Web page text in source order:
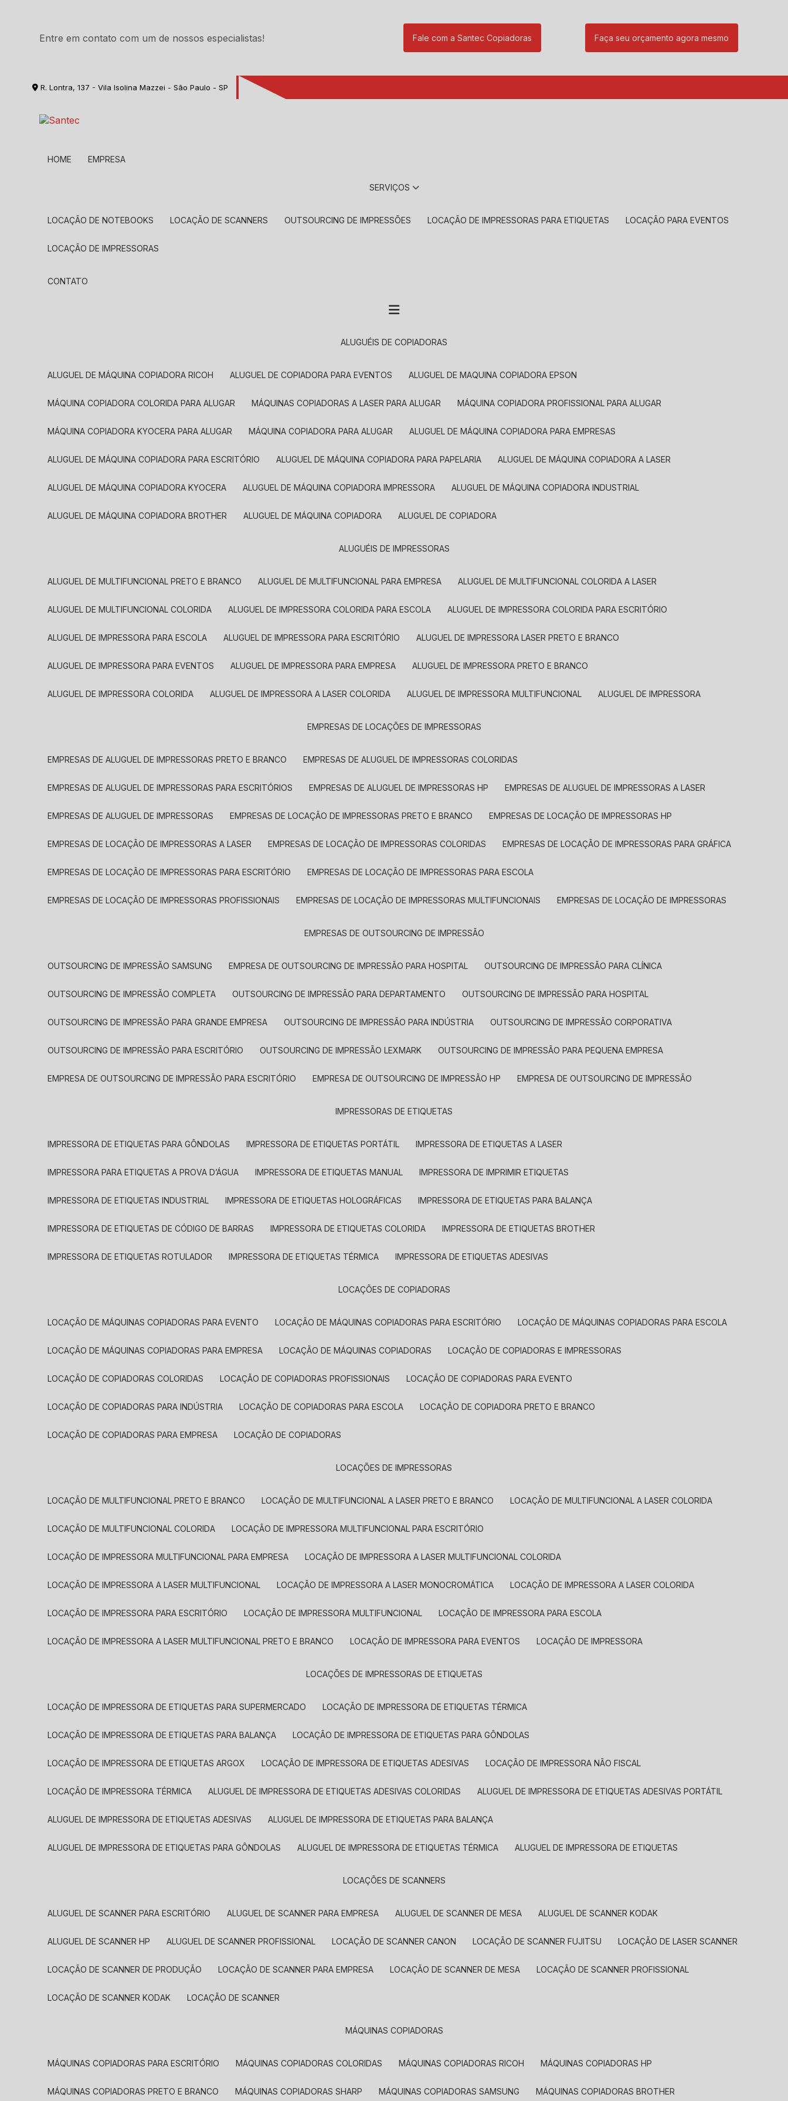
Entre em contato com um de nossos especialistas! Fale com a Santec Copiadoras Faça seu orçamento agora mesmo
R. Lontra, 137 - Vila Isolina Mazzei - São Paulo - SP
HOME EMPRESA
SERVIÇOS
LOCAÇÃO DE NOTEBOOKS LOCAÇÃO DE SCANNERS OUTSOURCING DE IMPRESSÕES LOCAÇÃO DE IMPRESSORAS PARA ETIQUETAS LOCAÇÃO PARA EVENTOS
LOCAÇÃO DE IMPRESSORAS
CONTATO
ALUGUÉIS DE COPIADORAS
ALUGUEL DE MÁQUINA COPIADORA RICOH ALUGUEL DE COPIADORA PARA EVENTOS ALUGUEL DE MAQUINA COPIADORA EPSON
MÁQUINA COPIADORA COLORIDA PARA ALUGAR MÁQUINAS COPIADORAS A LASER PARA ALUGAR MÁQUINA COPIADORA PROFISSIONAL PARA ALUGAR
MÁQUINA COPIADORA KYOCERA PARA ALUGAR MÁQUINA COPIADORA PARA ALUGAR ALUGUEL DE MÁQUINA COPIADORA PARA EMPRESAS
ALUGUEL DE MÁQUINA COPIADORA PARA ESCRITÓRIO ALUGUEL DE MÁQUINA COPIADORA PARA PAPELARIA ALUGUEL DE MÁQUINA COPIADORA A LASER
ALUGUEL DE MÁQUINA COPIADORA KYOCERA ALUGUEL DE MÁQUINA COPIADORA IMPRESSORA ALUGUEL DE MÁQUINA COPIADORA INDUSTRIAL
ALUGUEL DE MÁQUINA COPIADORA BROTHER ALUGUEL DE MÁQUINA COPIADORA ALUGUEL DE COPIADORA
ALUGUÉIS DE IMPRESSORAS
ALUGUEL DE MULTIFUNCIONAL PRETO E BRANCO ALUGUEL DE MULTIFUNCIONAL PARA EMPRESA ALUGUEL DE MULTIFUNCIONAL COLORIDA A LASER
ALUGUEL DE MULTIFUNCIONAL COLORIDA ALUGUEL DE IMPRESSORA COLORIDA PARA ESCOLA ALUGUEL DE IMPRESSORA COLORIDA PARA ESCRITÓRIO
ALUGUEL DE IMPRESSORA PARA ESCOLA ALUGUEL DE IMPRESSORA PARA ESCRITÓRIO ALUGUEL DE IMPRESSORA LASER PRETO E BRANCO
ALUGUEL DE IMPRESSORA PARA EVENTOS ALUGUEL DE IMPRESSORA PARA EMPRESA ALUGUEL DE IMPRESSORA PRETO E BRANCO
ALUGUEL DE IMPRESSORA COLORIDA ALUGUEL DE IMPRESSORA A LASER COLORIDA ALUGUEL DE IMPRESSORA MULTIFUNCIONAL ALUGUEL DE IMPRESSORA
EMPRESAS DE LOCAÇÕES DE IMPRESSORAS
EMPRESAS DE ALUGUEL DE IMPRESSORAS PRETO E BRANCO EMPRESAS DE ALUGUEL DE IMPRESSORAS COLORIDAS
EMPRESAS DE ALUGUEL DE IMPRESSORAS PARA ESCRITÓRIOS EMPRESAS DE ALUGUEL DE IMPRESSORAS HP EMPRESAS DE ALUGUEL DE IMPRESSORAS A LASER
EMPRESAS DE ALUGUEL DE IMPRESSORAS EMPRESAS DE LOCAÇÃO DE IMPRESSORAS PRETO E BRANCO EMPRESAS DE LOCAÇÃO DE IMPRESSORAS HP
EMPRESAS DE LOCAÇÃO DE IMPRESSORAS A LASER EMPRESAS DE LOCAÇÃO DE IMPRESSORAS COLORIDAS EMPRESAS DE LOCAÇÃO DE IMPRESSORAS PARA GRÁFICA
EMPRESAS DE LOCAÇÃO DE IMPRESSORAS PARA ESCRITÓRIO EMPRESAS DE LOCAÇÃO DE IMPRESSORAS PARA ESCOLA
EMPRESAS DE LOCAÇÃO DE IMPRESSORAS PROFISSIONAIS EMPRESAS DE LOCAÇÃO DE IMPRESSORAS MULTIFUNCIONAIS EMPRESAS DE LOCAÇÃO DE IMPRESSORAS
EMPRESAS DE OUTSOURCING DE IMPRESSÃO
OUTSOURCING DE IMPRESSÃO SAMSUNG EMPRESA DE OUTSOURCING DE IMPRESSÃO PARA HOSPITAL OUTSOURCING DE IMPRESSÃO PARA CLÍNICA
OUTSOURCING DE IMPRESSÃO COMPLETA OUTSOURCING DE IMPRESSÃO PARA DEPARTAMENTO OUTSOURCING DE IMPRESSÃO PARA HOSPITAL
OUTSOURCING DE IMPRESSÃO PARA GRANDE EMPRESA OUTSOURCING DE IMPRESSÃO PARA INDÚSTRIA OUTSOURCING DE IMPRESSÃO CORPORATIVA
OUTSOURCING DE IMPRESSÃO PARA ESCRITÓRIO OUTSOURCING DE IMPRESSÃO LEXMARK OUTSOURCING DE IMPRESSÃO PARA PEQUENA EMPRESA
EMPRESA DE OUTSOURCING DE IMPRESSÃO PARA ESCRITÓRIO EMPRESA DE OUTSOURCING DE IMPRESSÃO HP EMPRESA DE OUTSOURCING DE IMPRESSÃO
IMPRESSORAS DE ETIQUETAS
IMPRESSORA DE ETIQUETAS PARA GÔNDOLAS IMPRESSORA DE ETIQUETAS PORTÁTIL IMPRESSORA DE ETIQUETAS A LASER
IMPRESSORA PARA ETIQUETAS A PROVA D’ÁGUA IMPRESSORA DE ETIQUETAS MANUAL IMPRESSORA DE IMPRIMIR ETIQUETAS
IMPRESSORA DE ETIQUETAS INDUSTRIAL IMPRESSORA DE ETIQUETAS HOLOGRÁFICAS IMPRESSORA DE ETIQUETAS PARA BALANÇA
IMPRESSORA DE ETIQUETAS DE CÓDIGO DE BARRAS IMPRESSORA DE ETIQUETAS COLORIDA IMPRESSORA DE ETIQUETAS BROTHER
IMPRESSORA DE ETIQUETAS ROTULADOR IMPRESSORA DE ETIQUETAS TÉRMICA IMPRESSORA DE ETIQUETAS ADESIVAS
LOCAÇÕES DE COPIADORAS
LOCAÇÃO DE MÁQUINAS COPIADORAS PARA EVENTO LOCAÇÃO DE MÁQUINAS COPIADORAS PARA ESCRITÓRIO LOCAÇÃO DE MÁQUINAS COPIADORAS PARA ESCOLA
LOCAÇÃO DE MÁQUINAS COPIADORAS PARA EMPRESA LOCAÇÃO DE MÁQUINAS COPIADORAS LOCAÇÃO DE COPIADORAS E IMPRESSORAS
LOCAÇÃO DE COPIADORAS COLORIDAS LOCAÇÃO DE COPIADORAS PROFISSIONAIS LOCAÇÃO DE COPIADORAS PARA EVENTO
LOCAÇÃO DE COPIADORAS PARA INDÚSTRIA LOCAÇÃO DE COPIADORAS PARA ESCOLA LOCAÇÃO DE COPIADORA PRETO E BRANCO
LOCAÇÃO DE COPIADORAS PARA EMPRESA LOCAÇÃO DE COPIADORAS
LOCAÇÕES DE IMPRESSORAS
LOCAÇÃO DE MULTIFUNCIONAL PRETO E BRANCO LOCAÇÃO DE MULTIFUNCIONAL A LASER PRETO E BRANCO LOCAÇÃO DE MULTIFUNCIONAL A LASER COLORIDA
LOCAÇÃO DE MULTIFUNCIONAL COLORIDA LOCAÇÃO DE IMPRESSORA MULTIFUNCIONAL PARA ESCRITÓRIO
LOCAÇÃO DE IMPRESSORA MULTIFUNCIONAL PARA EMPRESA LOCAÇÃO DE IMPRESSORA A LASER MULTIFUNCIONAL COLORIDA
LOCAÇÃO DE IMPRESSORA A LASER MULTIFUNCIONAL LOCAÇÃO DE IMPRESSORA A LASER MONOCROMÁTICA LOCAÇÃO DE IMPRESSORA A LASER COLORIDA
LOCAÇÃO DE IMPRESSORA PARA ESCRITÓRIO LOCAÇÃO DE IMPRESSORA MULTIFUNCIONAL LOCAÇÃO DE IMPRESSORA PARA ESCOLA
LOCAÇÃO DE IMPRESSORA A LASER MULTIFUNCIONAL PRETO E BRANCO LOCAÇÃO DE IMPRESSORA PARA EVENTOS LOCAÇÃO DE IMPRESSORA
LOCAÇÕES DE IMPRESSORAS DE ETIQUETAS
LOCAÇÃO DE IMPRESSORA DE ETIQUETAS PARA SUPERMERCADO LOCAÇÃO DE IMPRESSORA DE ETIQUETAS TÉRMICA
LOCAÇÃO DE IMPRESSORA DE ETIQUETAS PARA BALANÇA LOCAÇÃO DE IMPRESSORA DE ETIQUETAS PARA GÔNDOLAS
LOCAÇÃO DE IMPRESSORA DE ETIQUETAS ARGOX LOCAÇÃO DE IMPRESSORA DE ETIQUETAS ADESIVAS LOCAÇÃO DE IMPRESSORA NÃO FISCAL
LOCAÇÃO DE IMPRESSORA TÉRMICA ALUGUEL DE IMPRESSORA DE ETIQUETAS ADESIVAS COLORIDAS ALUGUEL DE IMPRESSORA DE ETIQUETAS ADESIVAS PORTÁTIL
ALUGUEL DE IMPRESSORA DE ETIQUETAS ADESIVAS ALUGUEL DE IMPRESSORA DE ETIQUETAS PARA BALANÇA
ALUGUEL DE IMPRESSORA DE ETIQUETAS PARA GÔNDOLAS ALUGUEL DE IMPRESSORA DE ETIQUETAS TÉRMICA ALUGUEL DE IMPRESSORA DE ETIQUETAS
LOCAÇÕES DE SCANNERS
ALUGUEL DE SCANNER PARA ESCRITÓRIO ALUGUEL DE SCANNER PARA EMPRESA ALUGUEL DE SCANNER DE MESA ALUGUEL DE SCANNER KODAK
ALUGUEL DE SCANNER HP ALUGUEL DE SCANNER PROFISSIONAL LOCAÇÃO DE SCANNER CANON LOCAÇÃO DE SCANNER FUJITSU LOCAÇÃO DE LASER SCANNER
LOCAÇÃO DE SCANNER DE PRODUÇÃO LOCAÇÃO DE SCANNER PARA EMPRESA LOCAÇÃO DE SCANNER DE MESA LOCAÇÃO DE SCANNER PROFISSIONAL
LOCAÇÃO DE SCANNER KODAK LOCAÇÃO DE SCANNER
MÁQUINAS COPIADORAS
MÁQUINAS COPIADORAS PARA ESCRITÓRIO MÁQUINAS COPIADORAS COLORIDAS MÁQUINAS COPIADORAS RICOH MÁQUINAS COPIADORAS HP
MÁQUINAS COPIADORAS PRETO E BRANCO MÁQUINAS COPIADORAS SHARP MÁQUINAS COPIADORAS SAMSUNG MÁQUINAS COPIADORAS BROTHER